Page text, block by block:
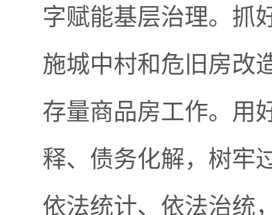
字赋能基层治理。抓
施城中村和危旧房改
存量商品房工作。用
释、债务化解，树牢
依法统计、依法治统